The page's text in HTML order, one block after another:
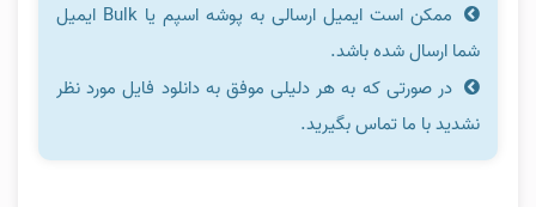
ممکن است ایمیل ارسالی به پوشه اسپم یا Bulk ایمیل
شما ارسال شده باشد.
در صورتی که به هر دلیلی موفق به دانلود فایل مورد نظر
نشدید با ما تماس بگیرید.